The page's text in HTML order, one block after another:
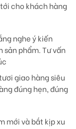
cho khách hàng
nghe ý kiến
sản phẩm. Tư vấn
giao hàng siêu
đúng hẹn, đúng
mới và bắt kịp xu